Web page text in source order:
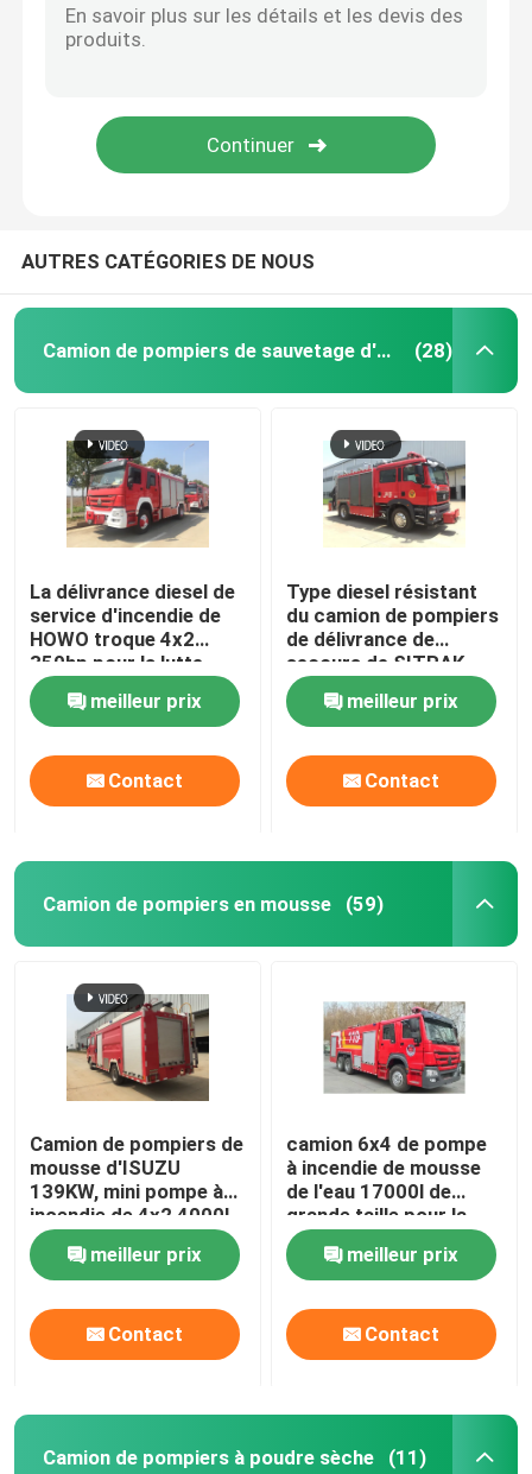
Laisser un message
SOUMETTRE
Maison
Au sujet de nous
AUTRES CATÉGORIES DE NOUS
Camion de pompiers de sauvetage d'urgence (28)
La délivrance diesel de
service d'incendie de
HOWO troque 4x2
350hp pour la lutte
contre l'incendie
meilleur prix
Contact
Type diesel résistant
du camion de pompiers
de délivrance de
secours de SITRAK
228kw 4x2
meilleur prix
Contact
Camion de pompiers en mousse (59)
Camion de pompiers de
mousse d'ISUZU
139KW, mini pompe à
incendie de 4x2 4000L
avec de l'eau de
moussemeilleur prix
Contact
camion 6x4 de pompe
à incendie de mousse
de l'eau 17000l de
grande taille pour la
délivrance du feu
meilleur prix
Contact
Camion de pompiers à poudre sèche (11)